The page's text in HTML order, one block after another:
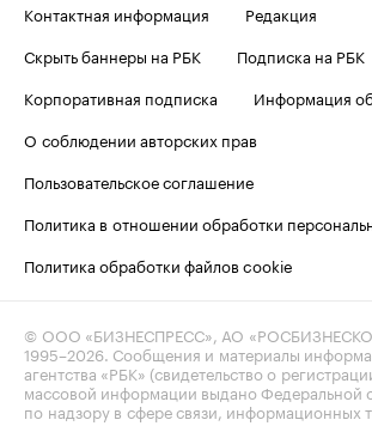
Контактная информация
Редакция
Скрыть баннеры на РБК
Подписка на РБК
Корпоративная подписка
Информация
О соблюдении авторских прав
Пользовательское соглашение
Политика в отношении обработки
Политика обработки файлов cookie
© ООО «БИЗНЕСПРЕСС», АО
1995–2026. Сообщения и материалы
агентства «РБК» (свидетельство о
массовой информации выдано Федеральной
по надзору в сфере связи, информационных